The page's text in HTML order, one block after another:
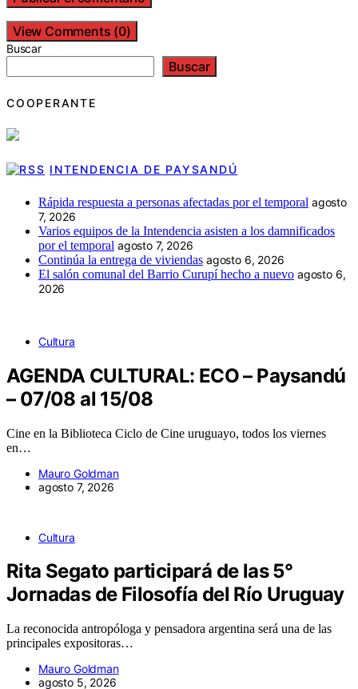
View Comments (0)
Buscar
Buscar
COOPERANTE
INTENDENCIA DE PAYSANDÚ
Rápida respuesta a personas afectadas por el temporal agosto
7, 2026
Varios equipos de la Intendencia asisten a los damnificados
por el temporal agosto 7, 2026
Continúa la entrega de viviendas agosto 6, 2026
El salón comunal del Barrio Curupí hecho a nuevo agosto 6,
2026
Cultura
AGENDA CULTURAL: ECO – Paysandú
– 07/08 al 15/08
Cine en la Biblioteca Ciclo de Cine uruguayo, todos los viernes
en…
Mauro Goldman
agosto 7, 2026
Cultura
Rita Segato participará de las 5°
Jornadas de Filosofía del Río Uruguay
La reconocida antropóloga y pensadora argentina será una de las
principales expositoras…
Mauro Goldman
agosto 5, 2026